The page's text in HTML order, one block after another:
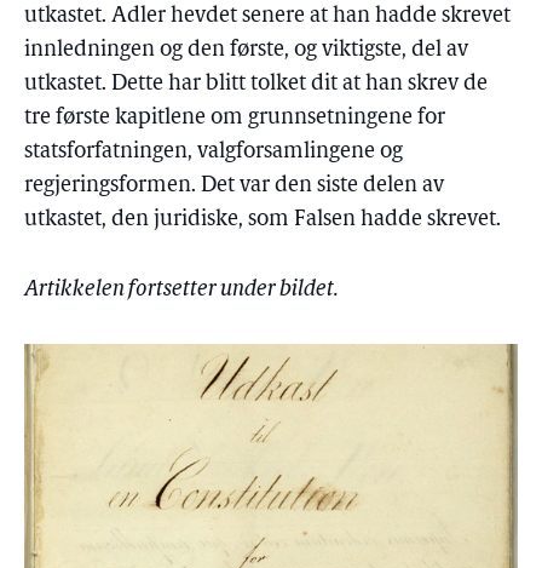
utkastet. Adler hevdet senere at han hadde skrevet
innledningen og den første, og viktigste, del av
utkastet. Dette har blitt tolket dit at han skrev de
tre første kapitlene om grunnsetningene for
statsforfatningen, valgforsamlingene og
regjeringsformen. Det var den siste delen av
utkastet, den juridiske, som Falsen hadde skrevet.
Artikkelen fortsetter under bildet.